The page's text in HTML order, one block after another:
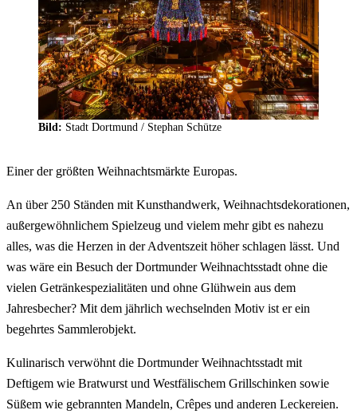
Bild: Stadt Dortmund / Stephan Schütze
Einer der größten Weihnachtsmärkte Europas.
An über 250 Ständen mit Kunsthandwerk, Weihnachtsdekorationen,
außergewöhnlichem Spielzeug und vielem mehr gibt es nahezu
alles, was die Herzen in der Adventszeit höher schlagen lässt. Und
was wäre ein Besuch der Dortmunder Weihnachtsstadt ohne die
vielen Getränkespezialitäten und ohne Glühwein aus dem
Jahresbecher? Mit dem jährlich wechselnden Motiv ist er ein
begehrtes Sammlerobjekt.
Kulinarisch verwöhnt die Dortmunder Weihnachtsstadt mit
Deftigem wie Bratwurst und Westfälischem Grillschinken sowie
Süßem wie gebrannten Mandeln, Crêpes und anderen Leckereien.